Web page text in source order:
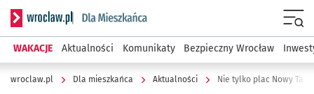
Serwis informacyjny wroclaw.pl podserwis: Dla mieszkańca
WAKACJE Aktualności Komunikaty Bezpieczny Wrocław
wroclaw.pl Dla mieszkańca Aktualności Nie tylko plac Nowy